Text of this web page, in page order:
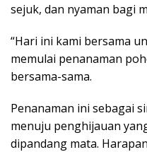
sejuk, dan nyaman bagi
“Hari ini kami bersama
memulai penanaman
bersama-sama.
Penanaman ini sebagai
menuju penghijauan
dipandang mata.